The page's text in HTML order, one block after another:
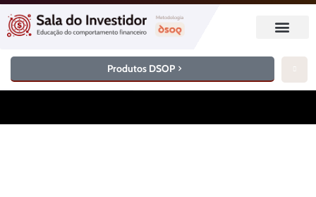
Produtos DSOP